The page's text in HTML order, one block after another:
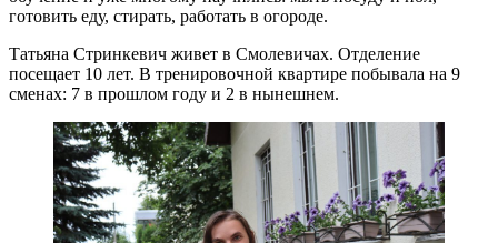
готовить еду, стирать, работать в огороде.
Татьяна Стринкевич живет в Смолевичах. Отделение
посещает 10 лет. В тренировочной квартире побывала на 9
сменах: 7 в прошлом году и 2 в нынешнем.